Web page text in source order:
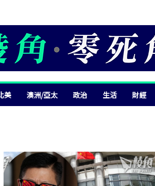
美 澳洲/亞太 政治 生活 財經